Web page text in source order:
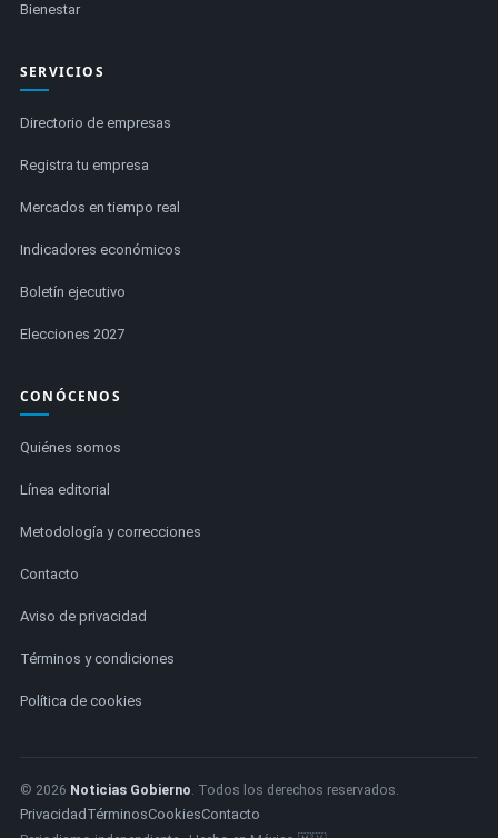
Bienestar
SERVICIOS
Directorio de empresas
Registra tu empresa
Mercados en tiempo real
Indicadores económicos
Boletín ejecutivo
Elecciones 2027
CONÓCENOS
Quiénes somos
Línea editorial
Metodología y correcciones
Contacto
Aviso de privacidad
Términos y condiciones
Política de cookies
© 2026 Noticias Gobierno. Todos los derechos reservados.
Privacidad TérminosCookiesContacto